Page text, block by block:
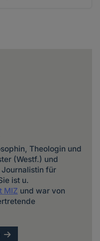
Theologin und
(Westf.) und
für
ist u.
MIZ und war von